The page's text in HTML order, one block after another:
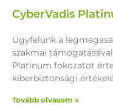
CyberVadis
Ügyfelünk a
szakmai
Platinum fokozatot
kiberbiztonsági
Tovább olvasom »